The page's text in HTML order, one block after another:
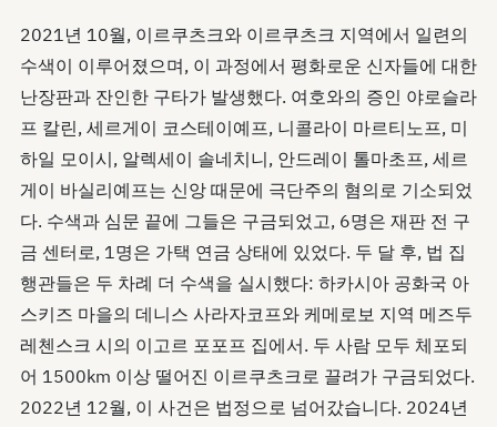
2021년 10월, 이르쿠츠크와 이르쿠츠크 지역에서 일련의
수색이 이루어졌으며, 이 과정에서 평화로운 신자들에 대한
난장판과 잔인한 구타가 발생했다. 여호와의 증인 야로슬라
프 칼린, 세르게이 코스테이예프, 니콜라이 마르티노프, 미
하일 모이시, 알렉세이 솔네치니, 안드레이 톨마초프, 세르
게이 바실리예프는 신앙 때문에 극단주의 혐의로 기소되었
다. 수색과 심문 끝에 그들은 구금되었고, 6명은 재판 전 구
금 센터로, 1명은 가택 연금 상태에 있었다. 두 달 후, 법 집
행관들은 두 차례 더 수색을 실시했다: 하카시아 공화국 아
스키즈 마을의 데니스 사라자코프와 케메로보 지역 메즈두
레첸스크 시의 이고르 포포프 집에서. 두 사람 모두 체포되
어 1500km 이상 떨어진 이르쿠츠크로 끌려가 구금되었다.
2022년 12월, 이 사건은 법정으로 넘어갔습니다. 2024년